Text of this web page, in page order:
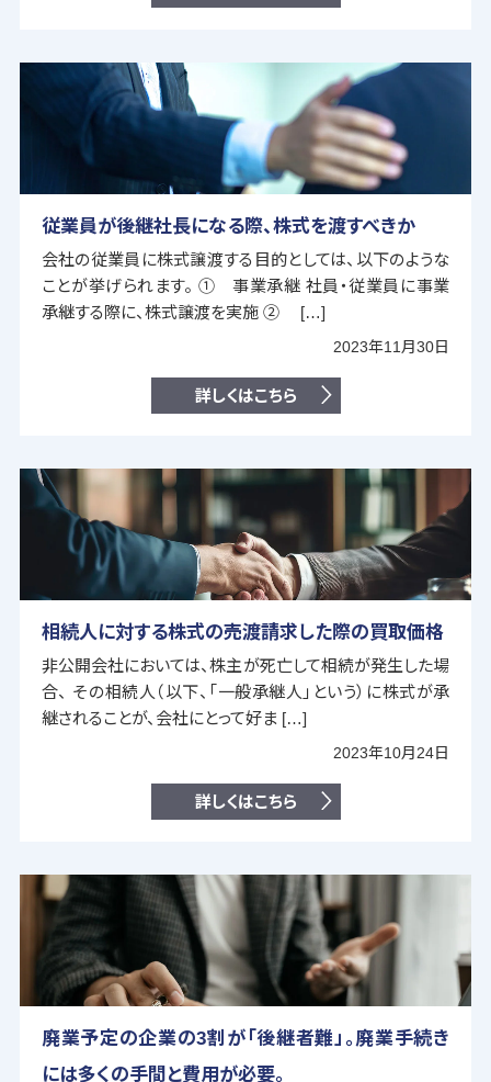
従業員が後継社長になる際、株式を渡すべきか
会社の従業員に株式譲渡する目的としては、以下のような
ことが挙げられます。 ① 事業承継 社員・従業員に事業
承継する際に、株式譲渡を実施 ② […]
2023年11月30日
詳しくはこちら
相続人に対する株式の売渡請求した際の買取価格
非公開会社においては、株主が死亡して相続が発生した場
合、 その相続人（以下、「一般承継人」という）に株式が承
継されることが、会社にとって好ま […]
2023年10月24日
詳しくはこちら
廃業予定の企業の3割が「後継者難」。廃業手続き
には多くの手間と費用が必要。